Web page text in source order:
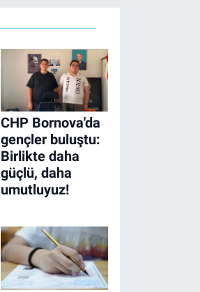
CHP Bornova'da
gençler buluştu:
Birlikte daha
güçlü, daha
umutluyuz!